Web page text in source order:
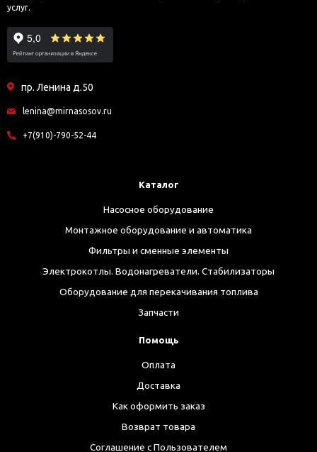
услуг.
пр. Ленина д.50
lenina@mirnasosov.ru
+7(910)-790-52-44
Каталог
Насосное оборудование
Монтажное оборудование и автоматика
Фильтры и сменные элементы
Электрокотлы. Водонагреватели. Стабилизаторы
Оборудование для перекачивания топлива
Запчасти
Помощь
Оплата
Доставка
Как оформить заказ
Возврат товара
Соглашение с Пользователем